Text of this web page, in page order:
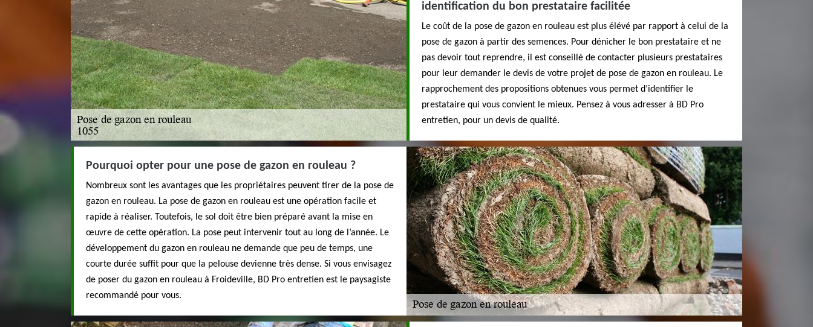
identification du bon prestataire facilitée
Le coût de la pose de gazon en rouleau est plus élévé par rapport à celui de la
pose de gazon à partir des semences. Pour dénicher le bon prestataire et ne
pas devoir tout reprendre, il est conseillé de contacter plusieurs prestataires
pour leur demander le devis de votre projet de pose de gazon en rouleau. Le
rapprochement des propositions obtenues vous permet d’identifier le
prestataire qui vous convient le mieux. Pensez à vous adresser à BD Pro
entretien, pour un devis de qualité.
Pourquoi opter pour une pose de gazon en rouleau ?
Nombreux sont les avantages que les propriétaires peuvent tirer de la pose de
gazon en rouleau. La pose de gazon en rouleau est une opération facile et
rapide à réaliser. Toutefois, le sol doit être bien préparé avant la mise en
œuvre de cette opération. La pose peut intervenir tout au long de l’année. Le
développement du gazon en rouleau ne demande que peu de temps, une
courte durée suffit pour que la pelouse devienne très dense. Si vous envisagez
de poser du gazon en rouleau à Froideville, BD Pro entretien est le paysagiste
recommandé pour vous.